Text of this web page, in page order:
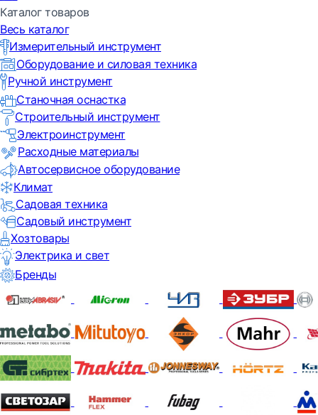
Каталог товаров
Весь каталог
Измерительный инструмент
Оборудование и силовая техника
Ручной инструмент
Станочная оснастка
Строительный инструмент
Электроинструмент
Расходные материалы
Автосервисное оборудование
Климат
Садовая техника
Садовый инструмент
Хозтовары
Электрика и свет
Бренды